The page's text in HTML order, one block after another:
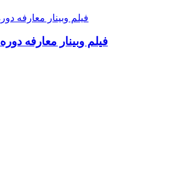
فیلم وبینار معارفه